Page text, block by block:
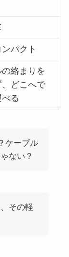
パクト
絡まりを
どこへで
る
ケーブル
ない？
その軽